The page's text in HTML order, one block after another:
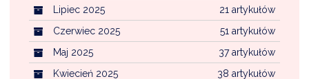
21 artykułów
Lipiec 2025
51 artykułów
Czerwiec 2025
37 artykułów
Maj 2025
38 artykułów
Kwiecień 2025